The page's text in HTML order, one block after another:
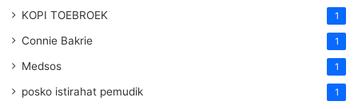
KOPI TOEBROEK 1
Connie Bakrie 1
Medsos 1
posko istirahat pemudik 1